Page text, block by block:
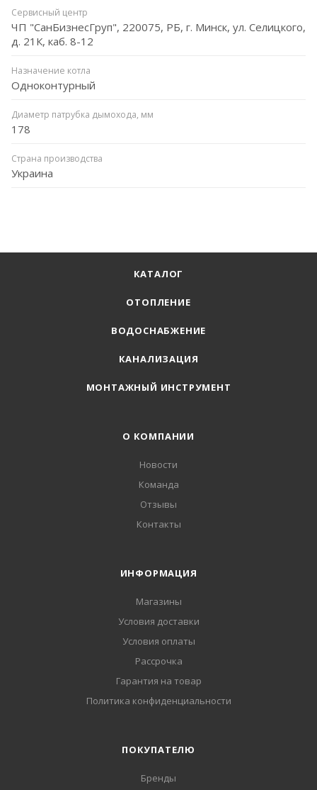
Сервисный центр
ЧП "СанБизнесГруп", 220075, РБ, г. Минск, ул. Селицкого,
д. 21К, каб. 8-12
Назначение котла
Одноконтурный
Диаметр патрубка дымохода, мм
178
Страна производства
Украина
КАТАЛОГ
ОТОПЛЕНИЕ
ВОДОСНАБЖЕНИЕ
КАНАЛИЗАЦИЯ
МОНТАЖНЫЙ ИНСТРУМЕНТ
О КОМПАНИИ
Новости
Команда
Отзывы
Контакты
ИНФОРМАЦИЯ
Магазины
Условия доставки
Условия оплаты
Рассрочка
Гарантия на товар
Политика конфиденциальности
ПОКУПАТЕЛЮ
Бренды